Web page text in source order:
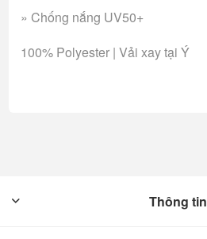
» Chống nắng UV50+
100% Polyester | Vải xay tại Ý
Thông tin